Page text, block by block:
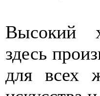
Высокий
здесь
для всех